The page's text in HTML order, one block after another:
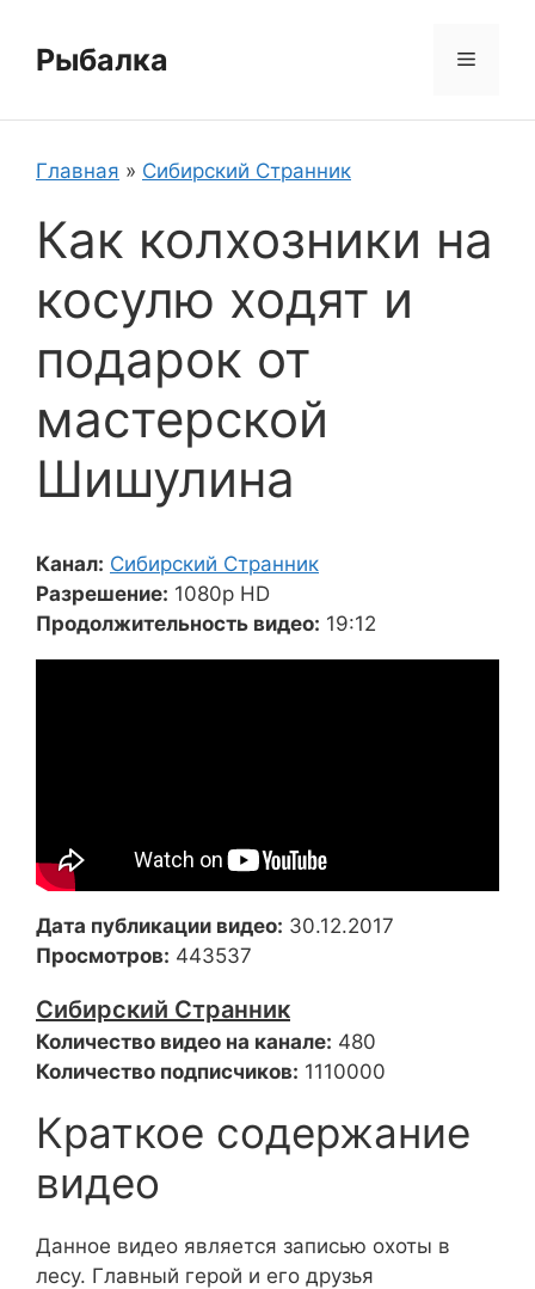
содержимому
Рыбалка Меню
Главная » Сибирский Странник
Как колхозники на
косулю ходят и
подарок от
мастерской
Шишулина
Канал: Сибирский Странник
Разрешение: 1080p HD
Продолжительность видео: 19:12
Дата публикации видео: 30.12.2017
Просмотров: 443537
Сибирский Странник
Количество видео на канале: 480
Количество подписчиков: 1110000
Краткое содержание
видео
Данное видео является записью охоты в
лесу. Главный герой и его друзья